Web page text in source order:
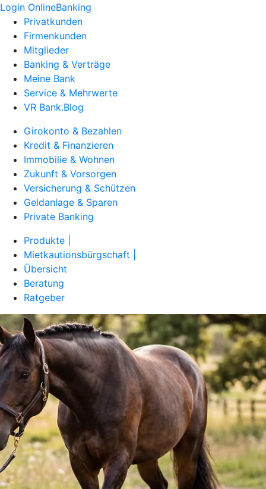
Login OnlineBanking
Privatkunden
Firmenkunden
Mitglieder
Banking & Verträge
Meine Bank
Service & Mehrwerte
VR Bank.Blog
Girokonto & Bezahlen
Kredit & Finanzieren
Immobilie & Wohnen
Zukunft & Vorsorgen
Versicherung & Schützen
Geldanlage & Sparen
Private Banking
Produkte |
Mietkautionsbürgschaft |
Übersicht
Beratung
Ratgeber